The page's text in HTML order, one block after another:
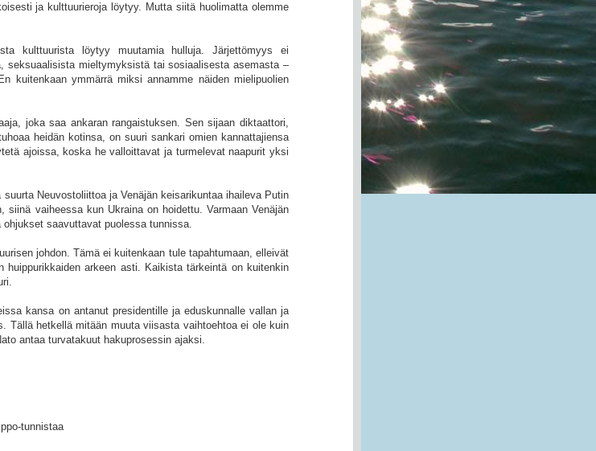
ja kulttuurieroja löytyy. Mutta siitä huolimatta olemme
kulttuurista löytyy muutamia hulluja. Järjettömyys ei
seksuaalisista mieltymyksistä tai sosiaalisesta asemasta –
kuitenkaan ymmärrä miksi annamme näiden mielipuolien
joka saa ankaran rangaistuksen. Sen sijaan diktaattori,
heidän kotinsa, on suuri sankari omien kannattajiensa
ajoissa, koska he valloittavat ja turmelevat naapurit yksi
Neuvostoliittoa ja Venäjän keisarikuntaa ihaileva Putin
siinä vaiheessa kun Ukraina on hoidettu. Varmaan Venäjän
saavuttavat puolessa tunnissa.
johdon. Tämä ei kuitenkaan tule tapahtumaan, elleivät
arkeen asti. Kaikista tärkeintä on kuitenkin
kansa on antanut presidentille ja eduskunnalle vallan ja
Tällä hetkellä mitään muuta viisasta vaihtoehtoa ei ole kuin
antaa turvatakuut hakuprosessin ajaksi.
tunnistaa